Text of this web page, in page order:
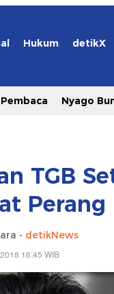
Hukum detikX
Nyago
TGB
Perang
- detikNews
16:45 WIB